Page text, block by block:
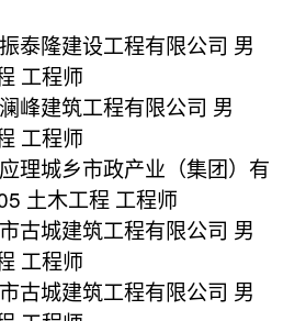
泰隆建设工程有限公司 男
工程师
峰建筑工程有限公司 男
工程师
理城乡市政产业（集团）有
土木工程 工程师
古城建筑工程有限公司 男
工程师
古城建筑工程有限公司 男